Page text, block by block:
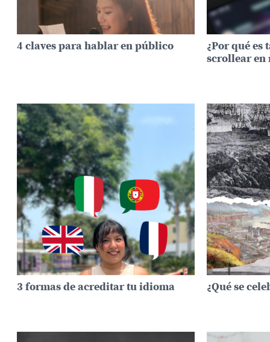
4 claves para hablar en público
¿Por qué
scrollear en
3 formas de acreditar tu idioma ¿Qué se